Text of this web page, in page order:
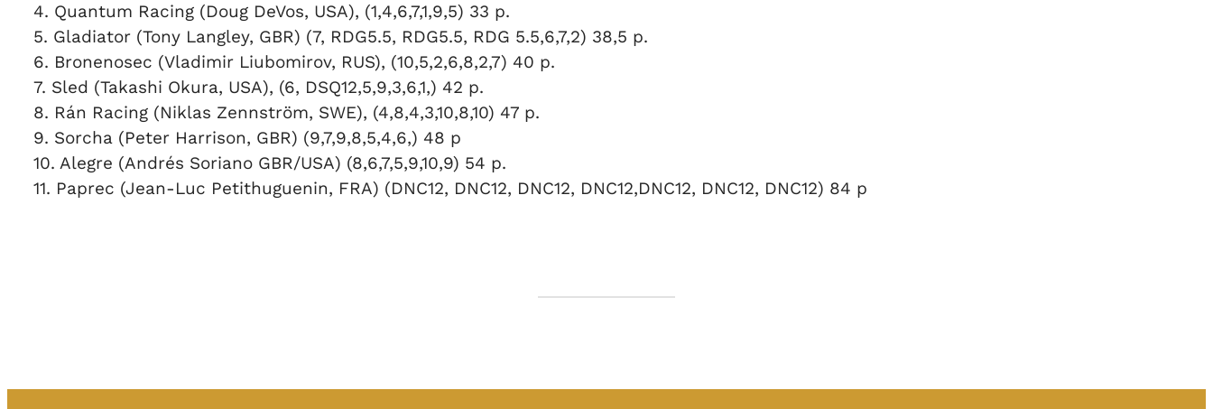
4. Quantum Racing (Doug DeVos, USA), (1,4,6,7,1,9,5) 33 p.
5. Gladiator (Tony Langley, GBR) (7, RDG5.5, RDG5.5, RDG 5.5,6,7,2) 38,5 p.
6. Bronenosec (Vladimir Liubomirov, RUS), (10,5,2,6,8,2,7) 40 p.
7. Sled (Takashi Okura, USA), (6, DSQ12,5,9,3,6,1,) 42 p.
8. Rán Racing (Niklas Zennström, SWE), (4,8,4,3,10,8,10) 47 p.
9. Sorcha (Peter Harrison, GBR) (9,7,9,8,5,4,6,) 48 p
10. Alegre (Andrés Soriano GBR/USA) (8,6,7,5,9,10,9) 54 p.
11. Paprec (Jean-Luc Petithuguenin, FRA) (DNC12, DNC12, DNC12, DNC12,DNC12, DNC12, DNC12) 84 p